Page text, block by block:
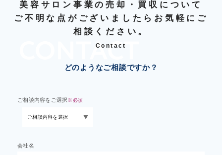
美容サロン事業の売却・買収について
ご不明な点がございましたらお気軽にご
相談ください。
Contact
どのようなご相談ですか？
ご相談内容をご選択※必須
会社名